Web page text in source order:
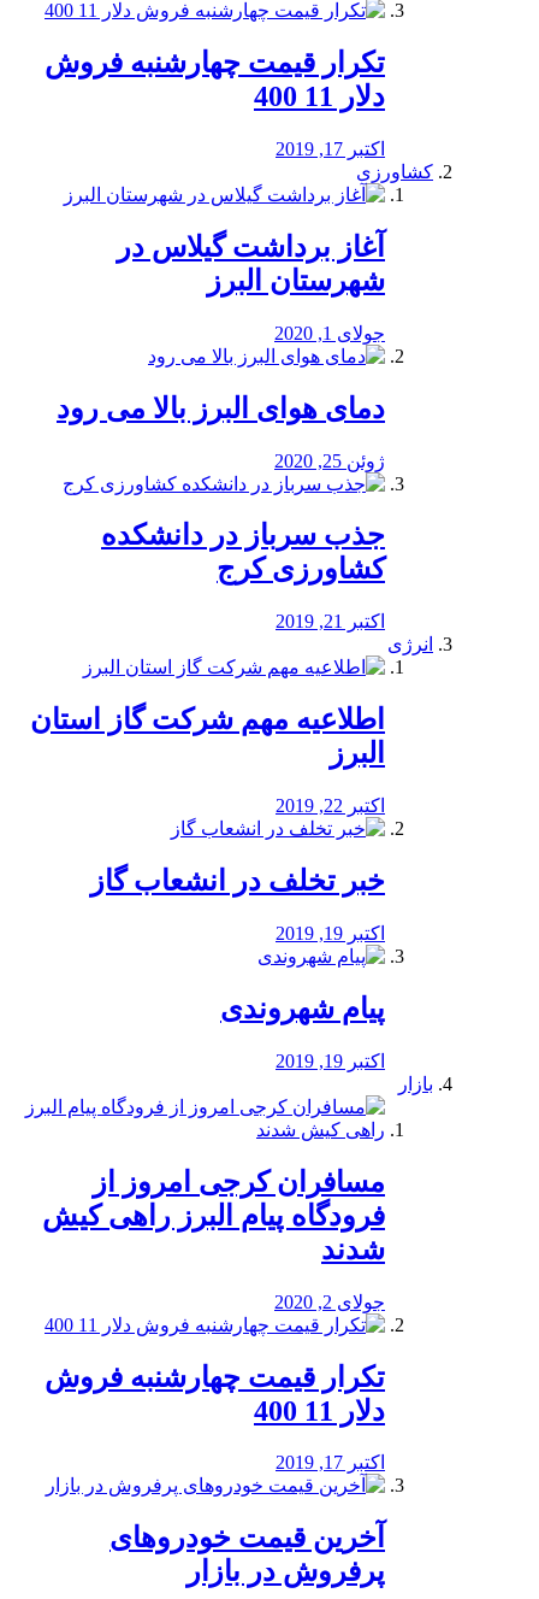
تکرار قیمت چهارشنبه فروش
دلار 11 400
اکتبر 17, 2019
کشاورزی
آغاز برداشت گیلاس در
شهرستان البرز
جولای 1, 2020
دمای هوای البرز بالا می رود
ژوئن 25, 2020
جذب سرباز در دانشکده
کشاورزی کرج
اکتبر 21, 2019
انرژی
️اطلاعیه مهم شرکت گاز استان
البرز
اکتبر 22, 2019
خبر تخلف در انشعاب گاز
اکتبر 19, 2019
پیام شهروندی
اکتبر 19, 2019
بازار
مسافران کرجی امروز از
فرودگاه پیام البرز راهی کیش
شدند
جولای 2, 2020
تکرار قیمت چهارشنبه فروش
دلار 11 400
اکتبر 17, 2019
آخرین قیمت خودرو‌های
پرفروش در بازار